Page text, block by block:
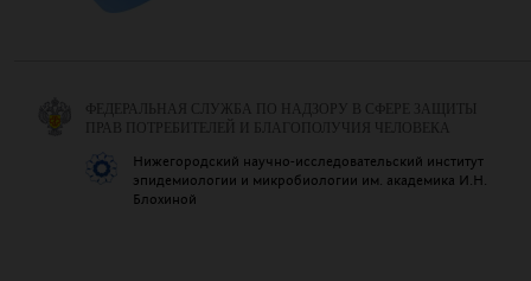
ФЕДЕРАЛЬНАЯ СЛУЖБА ПО НАДЗОРУ В СФЕРЕ ЗАЩИТЫ
ПРАВ ПОТРЕБИТЕЛЕЙ И БЛАГОПОЛУЧИЯ ЧЕЛОВЕКА
Нижегородский научно-исследовательский институт
эпидемиологии и микробиологии им. академика И.Н.
Блохиной